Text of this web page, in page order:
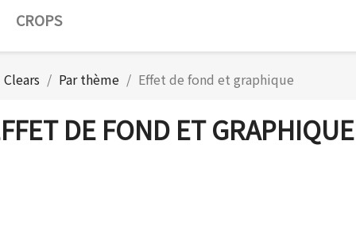
CROPS
Clears Par thème Effet de fond et graphique
DE FOND ET GRAPHIQUE